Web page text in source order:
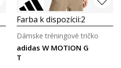
Farba k dispozícii:2
adidas W MOTION G
T
Dámske tréningové tričko